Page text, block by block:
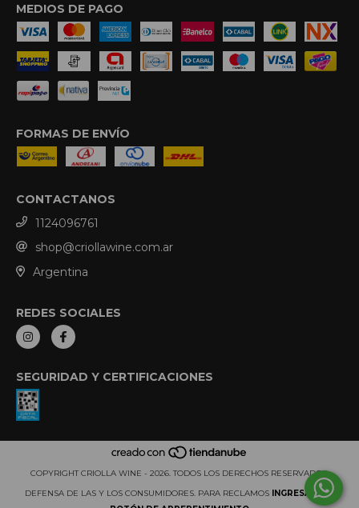
MEDIOS DE PAGO
FORMAS DE ENVÍO
CONTACTANOS
1124096761
shop@criollawine.com.ar
Argentina
REDES SOCIALES
SEGURIDAD Y CERTIFICACIONES
COPYRIGHT CRIOLLA WINE - 2026. TODOS LOS DERECHOS RESERVADOS.
DEFENSA DE LAS Y LOS CONSUMIDORES. PARA RECLAMOS
INGRESÁ ACÁ.